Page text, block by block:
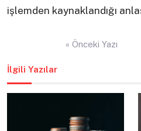
işlemden kaynaklandığı
« Önceki Yazı
İlgili Yazılar